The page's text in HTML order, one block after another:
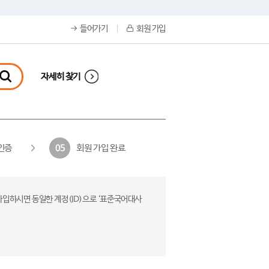
들어가기 회원 가입
자세히 찾기
증 05 회원 가입 완료
하시면 동일한 계정(ID)으로 ‘표준국어대사